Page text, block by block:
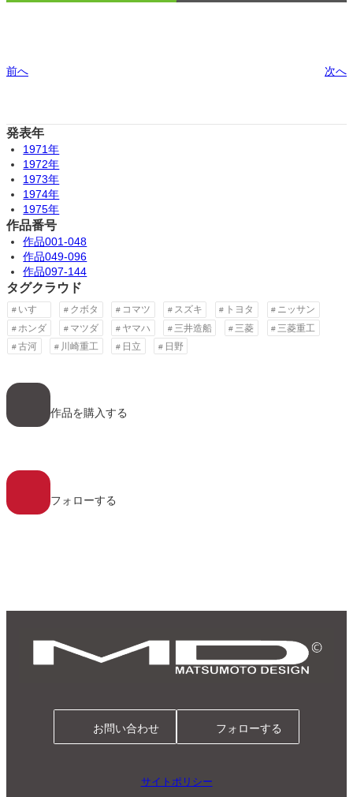
前へ 次へ
発表年
1971年
1972年
1973年
1974年
1975年
作品番号
作品001-048
作品049-096
作品097-144
タグクラウド
いすゞ クボタ コマツ スズキ トヨタ
ニッサン
ホンダ
マツダ ヤマハ 三井造船 三菱
三菱重工
古河
川崎重工 日立 日野
ア
イ
ン
リ
作品を購入する
ア
イ
ン
フォローする
お問い合わせ フォローする
サイトポリシー